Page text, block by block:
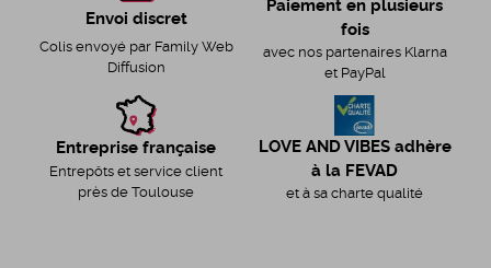
Envoi discret
Colis envoyé par Family Web
Diffusion
Paiement en plusieurs
fois
avec nos partenaires Klarna
et PayPal
Entreprise française
Entrepôts et service client
près de Toulouse
LOVE AND VIBES adhère
à la FEVAD
et à sa charte qualité